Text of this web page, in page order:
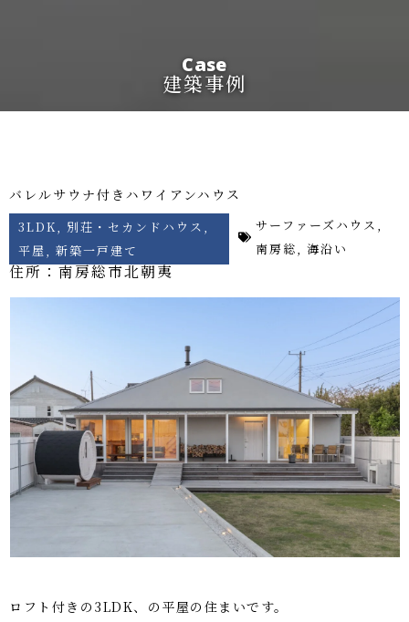
Case
建築事例
バレルサウナ付きハワイアンハウス
3LDK, 別荘・セカンドハウス ,
平屋 , 新築一戸建て
サーファーズハウス ,
南房総, 海沿い
住所：南房総市北朝夷
ロフト付きの3LDK、の平屋の住まいです。